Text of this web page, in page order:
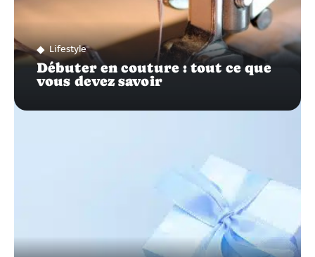
Lifestyle
Débuter en couture : tout ce que
vous devez savoir